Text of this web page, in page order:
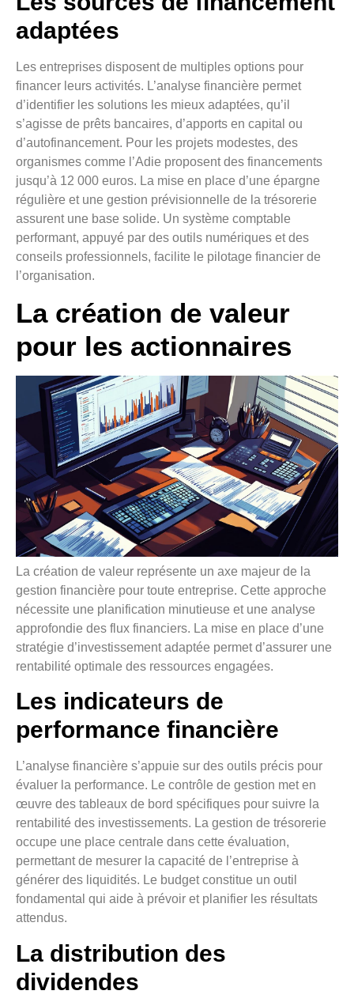
adaptées
Les entreprises disposent de multiples options pour
financer leurs activités. L’analyse financière permet
d’identifier les solutions les mieux adaptées, qu’il
s’agisse de prêts bancaires, d’apports en capital ou
d’autofinancement. Pour les projets modestes, des
organismes comme l’Adie proposent des financements
jusqu’à 12 000 euros. La mise en place d’une épargne
régulière et une gestion prévisionnelle de la trésorerie
assurent une base solide. Un système comptable
performant, appuyé par des outils numériques et des
conseils professionnels, facilite le pilotage financier de
l’organisation.
La création de valeur
pour les actionnaires
La création de valeur représente un axe majeur de la
gestion financière pour toute entreprise. Cette approche
nécessite une planification minutieuse et une analyse
approfondie des flux financiers. La mise en place d’une
stratégie d’investissement adaptée permet d’assurer une
rentabilité optimale des ressources engagées.
Les indicateurs de
performance financière
L’analyse financière s’appuie sur des outils précis pour
évaluer la performance. Le contrôle de gestion met en
œuvre des tableaux de bord spécifiques pour suivre la
rentabilité des investissements. La gestion de trésorerie
occupe une place centrale dans cette évaluation,
permettant de mesurer la capacité de l’entreprise à
générer des liquidités. Le budget constitue un outil
fondamental qui aide à prévoir et planifier les résultats
attendus.
La distribution des
dividendes